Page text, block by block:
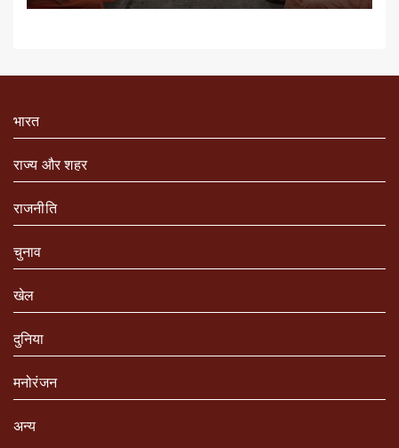
भारत
राज्य और शहर
राजनीति
चुनाव
खेल
दुनिया
मनोरंजन
अन्य